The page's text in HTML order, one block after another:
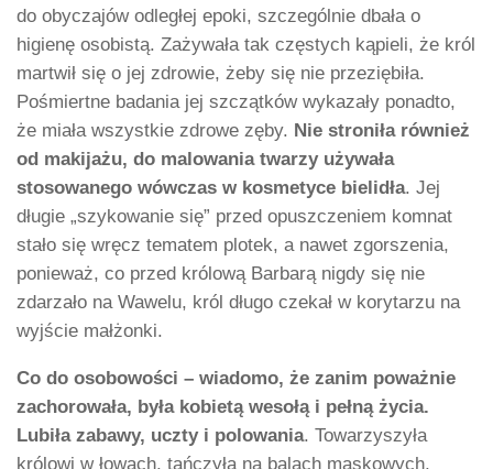
do obyczajów odległej epoki, szczególnie dbała o
higienę osobistą. Zażywała tak częstych kąpieli, że król
martwił się o jej zdrowie, żeby się nie przeziębiła.
Pośmiertne badania jej szczątków wykazały ponadto,
że miała wszystkie zdrowe zęby. Nie stroniła również
od makijażu, do malowania twarzy używała
stosowanego wówczas w kosmetyce bielidła. Jej
długie „szykowanie się” przed opuszczeniem komnat
stało się wręcz tematem plotek, a nawet zgorszenia,
ponieważ, co przed królową Barbarą nigdy się nie
zdarzało na Wawelu, król długo czekał w korytarzu na
wyjście małżonki.
Co do osobowości – wiadomo, że zanim poważnie
zachorowała, była kobietą wesołą i pełną życia.
Lubiła zabawy, uczty i polowania. Towarzyszyła
królowi w łowach, tańczyła na balach maskowych,